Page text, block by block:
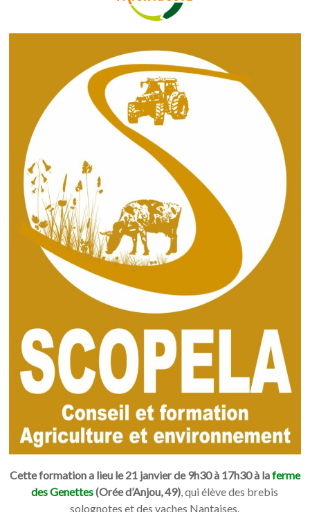
Cette formation a lieu le 21 janvier de 9h30 à 17h30à laferme
des Genettes(Orée d’Anjou, 49), qui élève des brebis
solognotes et des vaches Nantaises.